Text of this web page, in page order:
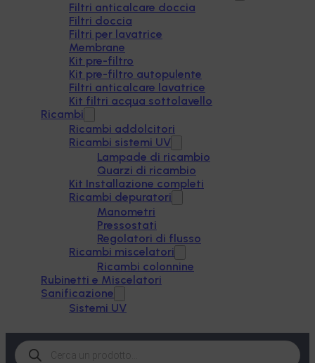
Filtri anticalcare doccia
Filtri doccia
Filtri per lavatrice
Membrane
Kit pre-filtro
Kit pre-filtro autopulente
Filtri anticalcare lavatrice
Kit filtri acqua sottolavello
Ricambi
Ricambi addolcitori
Ricambi sistemi UV
Lampade di ricambio
Quarzi di ricambio
Kit Installazione completi
Ricambi depuratori
Manometri
Pressostati
Regolatori di flusso
Ricambi miscelatori
Ricambi colonnine
Rubinetti e Miscelatori
Sanificazione
Sistemi UV
Products
search